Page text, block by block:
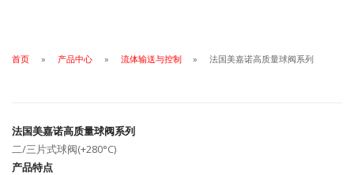
首页 产品中心 流体输送与控制 法国美嘉诺高质量球阀系列
法国美嘉诺高质量球阀系列
二/三片式球阀(+280°C)
产品特点